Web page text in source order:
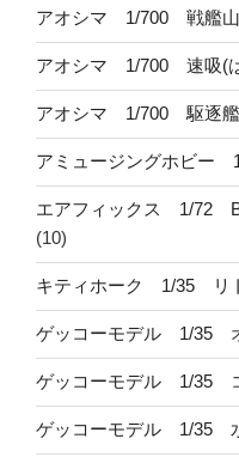
アオシマ 1/700 戦艦
アオシマ 1/700 速吸(
アオシマ 1/700 駆逐
アミュージングホビー
エアフィックス 1/72
(10)
キティホーク 1/35 リ
ゲッコーモデル 1/35
ゲッコーモデル 1/35
ゲッコーモデル 1/35